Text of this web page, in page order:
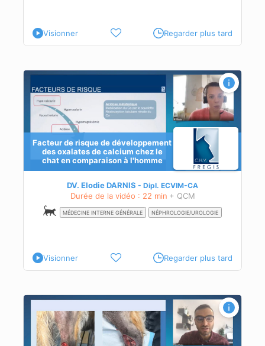
Visionner Regarder plus tard
Facteur de risque de développement
des oxalates de calcium chez le
chat en comparaison à l'homme
DV. Elodie DARNIS Dipl. ECVIM-CA
Durée de la vidéo : 22 min + QCM
MÉDECINE INTERNE GÉNÉRALE NÉPHROLOGIE/UROLOGIE
Visionner Regarder plus tard